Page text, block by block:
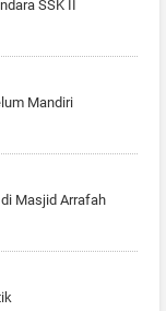
SSK II
Mandiri
Masjid Arrafah